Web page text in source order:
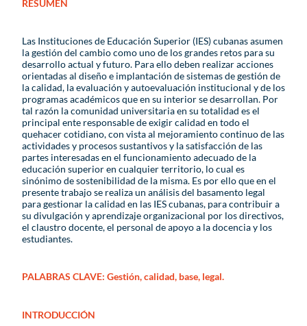
RESUMEN
Las Instituciones de Educación Superior (IES) cubanas asumen
la gestión del cambio como uno de los grandes retos para su
desarrollo actual y futuro. Para ello deben realizar acciones
orientadas al diseño e implantación de sistemas de gestión de
la calidad, la evaluación y autoevaluación institucional y de los
programas académicos que en su interior se desarrollan. Por
tal razón la comunidad universitaria en su totalidad es el
principal ente responsable de exigir calidad en todo el
quehacer cotidiano, con vista al mejoramiento continuo de las
actividades y procesos sustantivos y la satisfacción de las
partes interesadas en el funcionamiento adecuado de la
educación superior en cualquier territorio, lo cual es
sinónimo de sostenibilidad de la misma. Es por ello que en el
presente trabajo se realiza un análisis del basamento legal
para gestionar la calidad en las IES cubanas, para contribuir a
su divulgación y aprendizaje organizacional por los directivos,
el claustro docente, el personal de apoyo a la docencia y los
estudiantes.
PALABRAS CLAVE: Gestión, calidad, base, legal.
INTRODUCCIÓN